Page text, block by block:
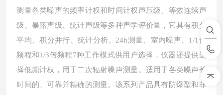
测量各类噪声的频率计权和时间计权声压级、等效连续声
级、暴露声级、统计声级等多种声学评价量，它具有积分
平均、积分并行、统计分析
24h测量 室内噪声、 1/1倍
频程和1/3倍频程7种工作模式供用户选择，仪器还提供选
择低频计权，用于二次辐射噪声测量。适用于各类噪声长
时间的、可靠并精确的测量。该系列产品具有防爆型和非